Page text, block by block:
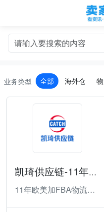
业务类型 全部 海外仓
凯琦供应链-11年欧美FBA物流大庄
11年欧美加FBA物流大庄